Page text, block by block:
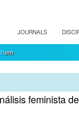
JOURNALS
feminista